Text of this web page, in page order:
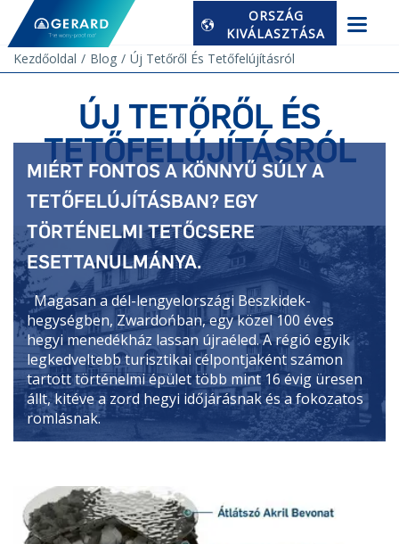
ORSZÁG
KIVÁLASZTÁSA
Kezdőoldal
Blog Új Tetőről És Tetőfelújításról
ÚJ TETŐRŐL ÉS
TETŐFELÚJÍTÁSRÓL
MIÉRT FONTOS A KÖNNYŰ SÚLY A
TETŐFELÚJÍTÁSBAN? EGY
TÖRTÉNELMI TETŐCSERE
ESETTANULMÁNYA.
Magasan a dél-lengyelországi Beszkidek-
hegységben, Zwardońban, egy közel 100 éves
hegyi menedékház lassan újraéled. A régió egyik
legkedveltebb turisztikai célpontjaként számon
tartott történelmi épület több mint 16 évig üresen
állt, kitéve a zord hegyi időjárásnak és a fokozatos
romlásnak.